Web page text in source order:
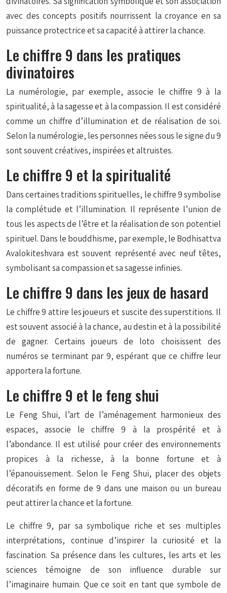
avec des concepts positifs nourrissent la croyance en sa
puissance protectrice et sa capacité à attirer la chance.
Le chiffre 9 dans les pratiques
divinatoires
La numérologie, par exemple, associe le chiffre 9 à la
spiritualité, à la sagesse et à la compassion. Il est considéré
comme un chiffre d’illumination et de réalisation de soi.
Selon la numérologie, les personnes nées sous le signe du 9
sont souvent créatives, inspirées et altruistes.
Le chiffre 9 et la spiritualité
Dans certaines traditions spirituelles, le chiffre 9 symbolise
la complétude et l’illumination. Il représente l’union de
tous les aspects de l’être et la réalisation de son potentiel
spirituel. Dans le bouddhisme, par exemple, le Bodhisattva
Avalokiteshvara est souvent représenté avec neuf têtes,
symbolisant sa compassion et sa sagesse infinies.
Le chiffre 9 dans les jeux de hasard
Le chiffre 9 attire les joueurs et suscite des superstitions. Il
est souvent associé à la chance, au destin et à la possibilité
de gagner. Certains joueurs de loto choisissent des
numéros se terminant par 9, espérant que ce chiffre leur
apportera la fortune.
Le chiffre 9 et le feng shui
Le Feng Shui, l’art de l’aménagement harmonieux des
espaces, associe le chiffre 9 à la prospérité et à
l’abondance. Il est utilisé pour créer des environnements
propices à la richesse, à la bonne fortune et à
l’épanouissement. Selon le Feng Shui, placer des objets
décoratifs en forme de 9 dans une maison ou un bureau
peut attirer la chance et la fortune.
Le chiffre 9, par sa symbolique riche et ses multiples
interprétations, continue d’inspirer la curiosité et la
fascination. Sa présence dans les cultures, les arts et les
sciences témoigne de son influence durable sur
l’imaginaire humain. Que ce soit en tant que symbole de